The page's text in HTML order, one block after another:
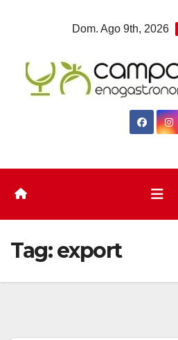
Dom. Ago 9th, 2026
Tag:export